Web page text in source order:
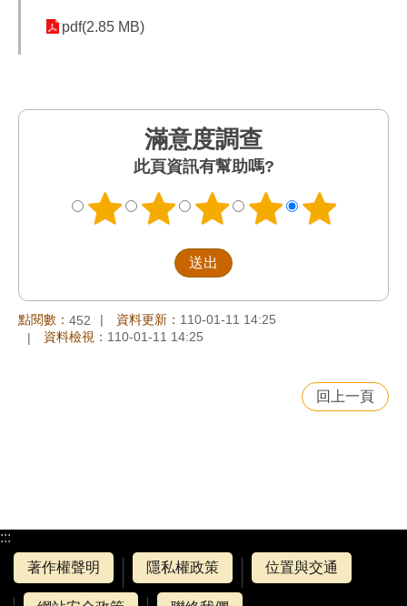
pdf(2.85 MB)
滿意度調查
此頁資訊有幫助嗎?
點閱數： 452 資料更新： 110-01-11 14:25
資料檢視： 110-01-11 14:25
回上一頁
:::
著作權聲明
隱私權政策 位置與交通